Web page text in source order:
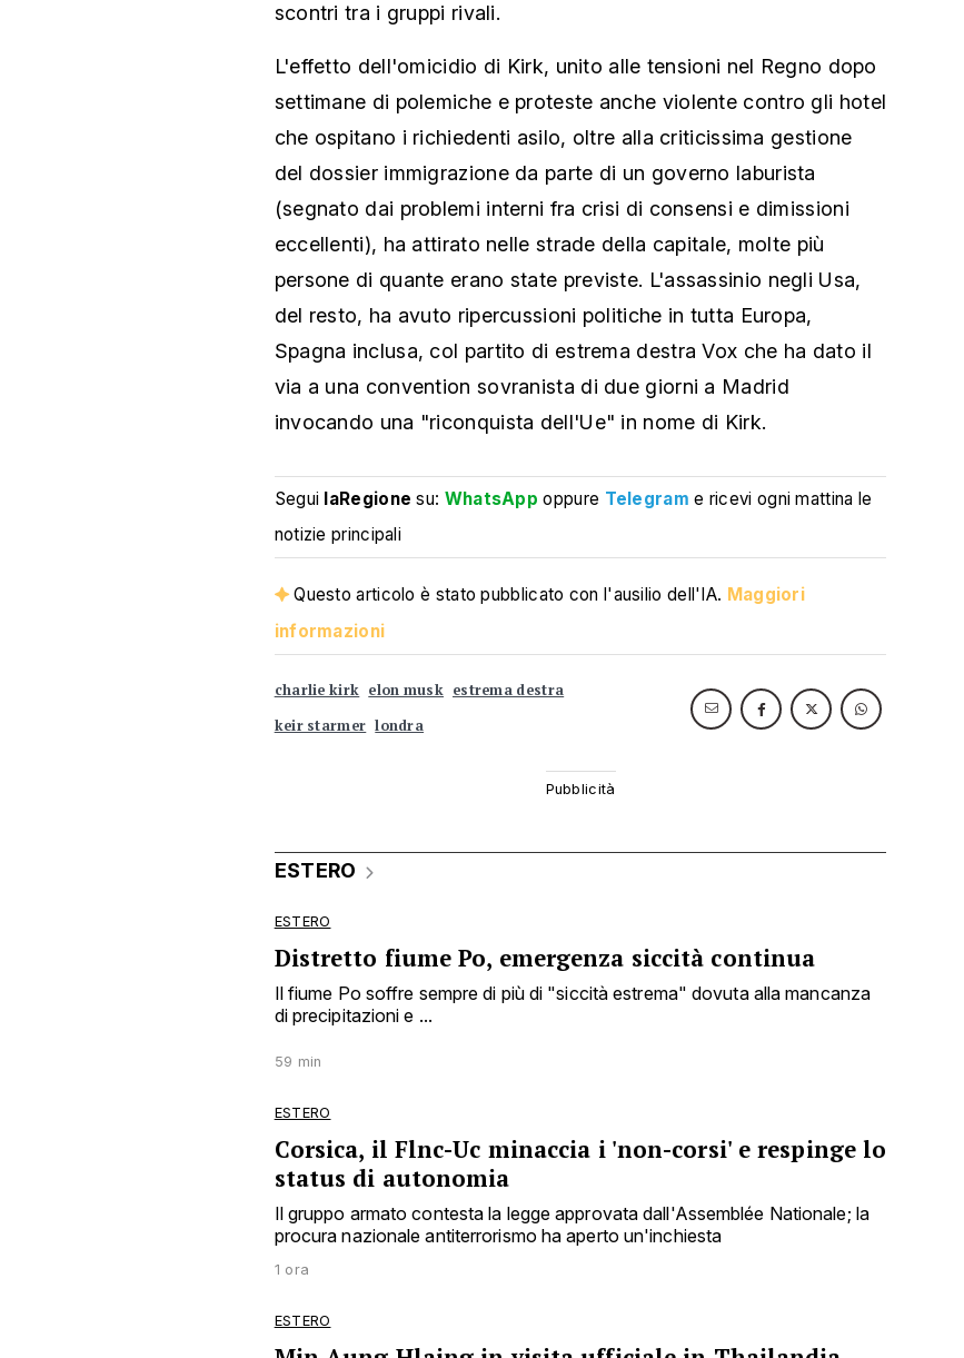
scontri tra i gruppi rivali.
L'effetto dell'omicidio di Kirk, unito alle tensioni nel Regno dopo
settimane di polemiche e proteste anche violente contro gli hotel
che ospitano i richiedenti asilo, oltre alla criticissima gestione
del dossier immigrazione da parte di un governo laburista
(segnato dai problemi interni fra crisi di consensi e dimissioni
eccellenti), ha attirato nelle strade della capitale, molte più
persone di quante erano state previste. L'assassinio negli Usa,
del resto, ha avuto ripercussioni politiche in tutta Europa,
Spagna inclusa, col partito di estrema destra Vox che ha dato il
via a una convention sovranista di due giorni a Madrid
invocando una "riconquista dell'Ue" in nome di Kirk.
Segui laRegione su: WhatsApp oppure Telegram e ricevi ogni mattina le
notizie principali
Questo articolo è stato pubblicato con l'ausilio dell'IA. Maggiori
informazioni
charlie kirk elon musk estrema destra
keir starmer londra
ESTERO
ESTERO
Distretto fiume Po, emergenza siccità continua
Il fiume Po soffre sempre di più di "siccità estrema" dovuta alla mancanza
di precipitazioni e ...
59 min
ESTERO
Corsica, il Flnc-Uc minaccia i 'non-corsi' e respinge lo
status di autonomia
Il gruppo armato contesta la legge approvata dall'Assemblée Nationale; la
procura nazionale antiterrorismo ha aperto un'inchiesta
1 ora
ESTERO